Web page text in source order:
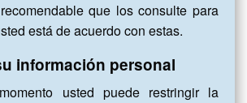
que los consulte para
está de acuerdo con estas.
información personal
usted puede restringir la